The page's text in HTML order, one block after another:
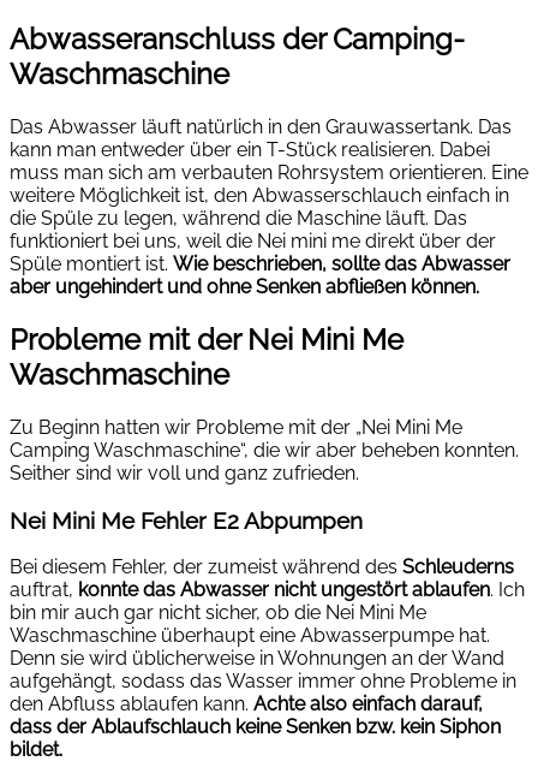
Abwasseranschluss der Camping-
Waschmaschine
Das Abwasser läuft natürlich in den Grauwassertank. Das
kann man entweder über ein T-Stück realisieren. Dabei
muss man sich am verbauten Rohrsystem orientieren. Eine
weitere Möglichkeit ist, den Abwasserschlauch einfach in
die Spüle zu legen, während die Maschine läuft. Das
funktioniert bei uns, weil die Nei mini me direkt über der
Spüle montiert ist. Wie beschrieben, sollte das Abwasser
aber ungehindert und ohne Senken abfließen können.
Probleme mit der Nei Mini Me
Waschmaschine
Zu Beginn hatten wir Probleme mit der „Nei Mini Me
Camping Waschmaschine“, die wir aber beheben konnten.
Seither sind wir voll und ganz zufrieden.
Nei Mini Me Fehler E2 Abpumpen
Bei diesem Fehler, der zumeist während des Schleuderns
auftrat, konnte das Abwasser nicht ungestört ablaufen. Ich
bin mir auch gar nicht sicher, ob die Nei Mini Me
Waschmaschine überhaupt eine Abwasserpumpe hat.
Denn sie wird üblicherweise in Wohnungen an der Wand
aufgehängt, sodass das Wasser immer ohne Probleme in
den Abfluss ablaufen kann. Achte also einfach darauf,
dass der Ablaufschlauch keine Senken bzw. kein Siphon
bildet.